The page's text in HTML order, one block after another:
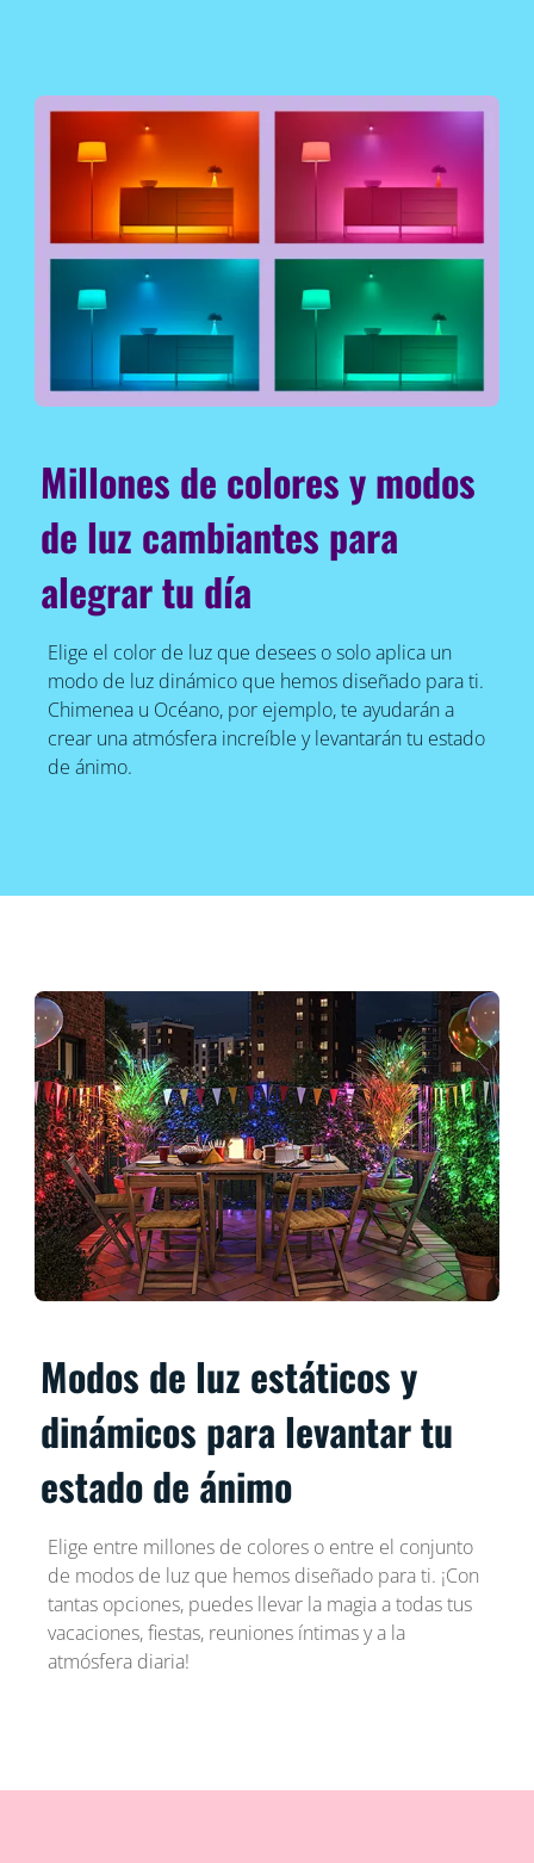
Millones de colores y modos
de luz cambiantes para
alegrar tu día
Elige el color de luz que desees o solo aplica un
modo de luz dinámico que hemos diseñado para ti.
Chimenea u Océano, por ejemplo, te ayudarán a
crear una atmósfera increíble y levantarán tu estado
de ánimo.
Modos de luz estáticos y
dinámicos para levantar tu
estado de ánimo
Elige entre millones de colores o entre el conjunto
de modos de luz que hemos diseñado para ti. ¡Con
tantas opciones, puedes llevar la magia a todas tus
vacaciones, fiestas, reuniones íntimas y a la
atmósfera diaria!